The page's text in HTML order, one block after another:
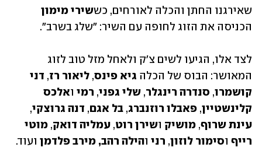
שאירגנו החתן והכלה לאורחים, כששירי מימון
הכניסה את הזוג לחופה עם השיר: "שלג בשרב".
המאושר: הבוס של הכלה גיא פינס, ליאור רז,
קושמרו, סנדרה רינגלר, שלי גפני, רמי ו
קלינשטיין, פאבלו רוזנברג, בל אגם, דנה גרוצקי,
עינת שרוף, מושיק ושירן רוט, עמליה דואק,
רייף וסימור לוזון, רני והילה רהב, מירב פלדמן ועוד.